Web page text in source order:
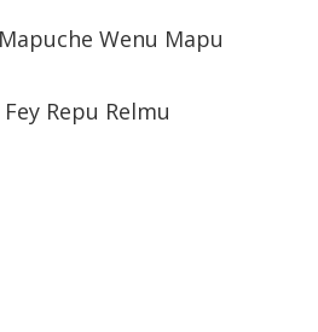
Wenu Mapu
Repu Relmu